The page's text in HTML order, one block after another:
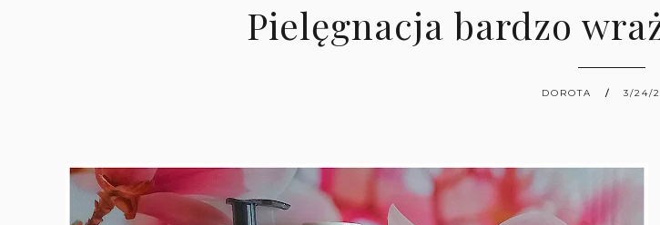
Pielęgnacja bardzo
DOROTA 3/24/